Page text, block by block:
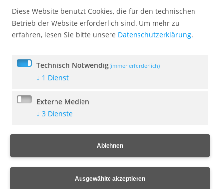
Bekanntmachung - Sparsamer Umgang
14. Juli 2026
Bekanntmachung der Bodenrichtwerte
14. Juli 2026
09. Juli 2026
Diese Website benutzt Cookies, die für den technischen
Betrieb der Website erforderlich sind. Um mehr zu
erfahren, lesen Sie bitte unsere Datenschutzerklärung.
Technisch Notwendig(immer erforderlich)
↓ 1 Dienst
Externe Medien
↓ 3 Dienste
Ablehnen
Ausgewählte akzeptieren